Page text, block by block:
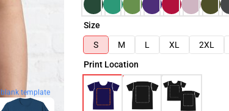
blank template
Size
S
M L XL 2XL
Print Location